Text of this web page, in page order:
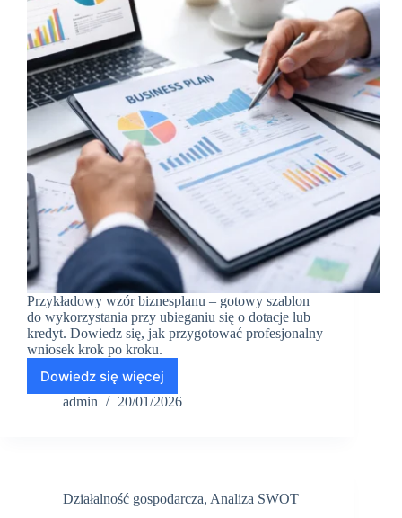
Przykładowy wzór biznesplanu – gotowy szablon
do wykorzystania przy ubieganiu się o dotacje lub
kredyt. Dowiedz się, jak przygotować profesjonalny
wniosek krok po kroku.
Dowiedz się więcej
Przykładowy
wzór
nadal
admin 20/01/2026
Działalność gospodarcza, Analiza SWOT